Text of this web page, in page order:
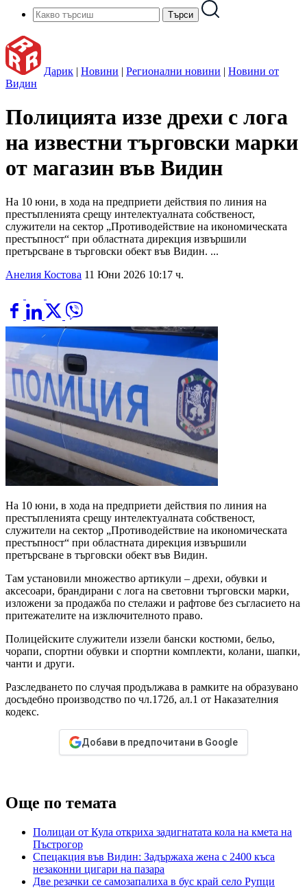
Дарик | Новини | Регионални новини | Новини от
Видин
Полицията иззе дрехи с лога
на известни търговски марки
от магазин във Видин
На 10 юни, в хода на предприети действия по линия на
престъпленията срещу интелектуалната собственост,
служители на сектор „Противодействие на икономическата
престъпност“ при областната дирекция извършили
претърсване в търговски обект във Видин. ...
Анелия Костова 11 Юни 2026 10:17 ч.
На 10 юни, в хода на предприети действия по линия на
престъпленията срещу интелектуалната собственост,
служители на сектор „Противодействие на икономическата
престъпност“ при областната дирекция извършили
претърсване в търговски обект във Видин.
Там установили множество артикули – дрехи, обувки и
аксесоари, брандирани с лога на световни търговски марки,
изложени за продажба по стелажи и рафтове без съгласието на
притежателите на изключителното право.
Полицейските служители иззели бански костюми, бельо,
чорапи, спортни обувки и спортни комплекти, колани, шапки,
чанти и други.
Разследването по случая продължава в рамките на образувано
досъдебно производство по чл.172б, ал.1 от Наказателния
кодекс.
Добави в предпочитани в Google
Още по темата
Полицаи от Кула откриха задигнатата кола на кмета на
Пъстрогор
Спецакция във Видин: Задържаха жена с 2400 къса
незаконни цигари на пазара
Две резачки се самозапалиха в бус край село Рупци